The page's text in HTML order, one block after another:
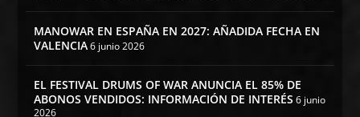
MANOWAR EN ESPAÑA EN 2027: AÑADIDA FECHA EN
VALENCIA 6 junio 2026
EL FESTIVAL DRUMS OF WAR ANUNCIA EL 85% DE
ABONOS VENDIDOS: INFORMACIÓN DE INTERÉS 6 junio
2026